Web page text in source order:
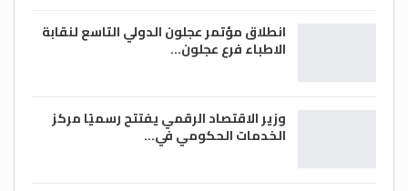
انطلاق مؤتمر عجلون الدولي التاسع لنقابة
الاطباء فرع عجلون…
وزير الاقتصاد الرقمي يفتتح رسميًا مركز
الخدمات الحكومي في…